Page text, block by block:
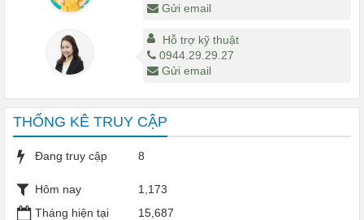
Gửi email
Hỗ trợ kỹ thuật
0944.29.29.27
Gửi email
THỐNG KÊ TRUY CẬP
Đang truy cập 8
Hôm nay
1,173
Tháng hiện tại
15,687